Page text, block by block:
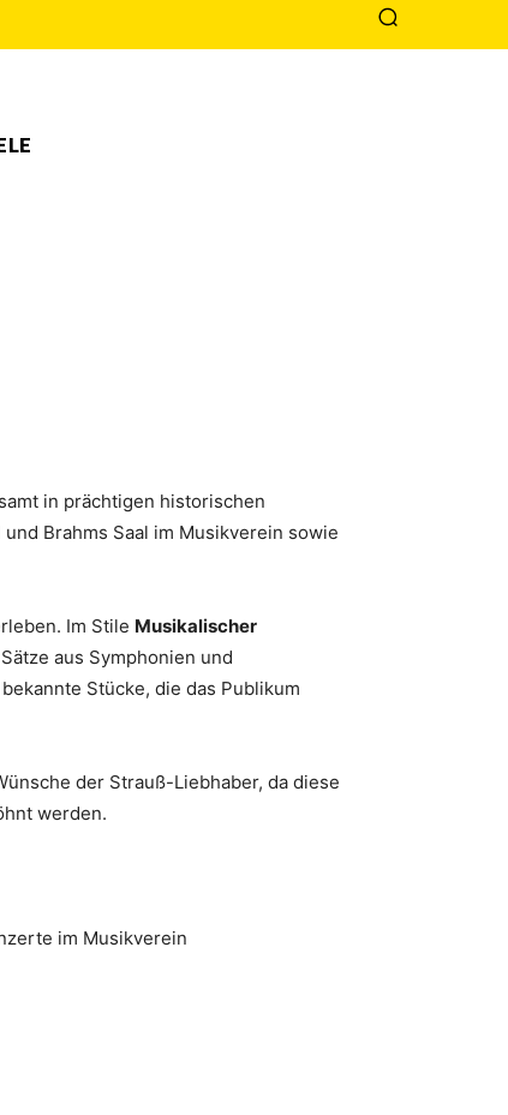
in prächtigen historischen
Brahms Saal im Musikverein sowie
Im Stile Musikalischer
aus Symphonien und
Stücke, die das Publikum
der Strauß-Liebhaber, da diese
werden.
im Musikverein